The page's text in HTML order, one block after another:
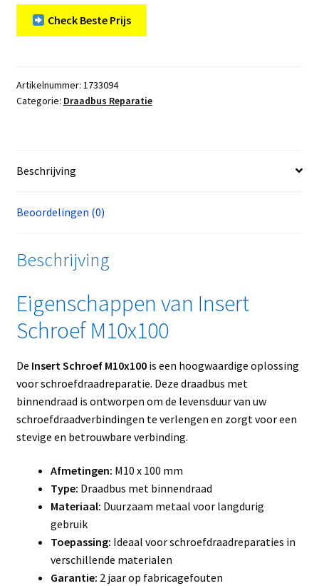
Check Beste Prijs
Artikelnummer: 1733094
Categorie: Draadbus Reparatie
Beschrijving
Beoordelingen (0)
Beschrijving
Eigenschappen van Insert
Schroef M10x100
De Insert Schroef M10x100is een hoogwaardige oplossing
voor schroefdraadreparatie. Deze draadbus met
binnendraad is ontworpen om de levensduur van uw
schroefdraadverbindingen te verlengen en zorgt voor een
stevige en betrouwbare verbinding.
Afmetingen: M10 x 100 mm
Type: Draadbus met binnendraad
Materiaal: Duurzaam metaal voor langdurig
gebruik
Toepassing: Ideaal voor schroefdraadreparaties in
verschillende materialen
Garantie: 2 jaar op fabricagefouten